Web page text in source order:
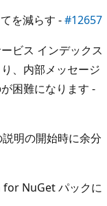
を減らす -#12657
ビス インデックス
、内部メッセージ
困難になります -
明の開始時に余分
NuGet パックに